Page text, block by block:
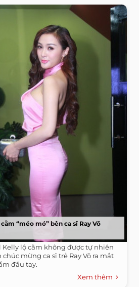
“méo mó” bên ca sĩ Ray Võ
Kelly lộ cằm không được tự nhiên
chúc mừng ca sĩ trẻ Ray Võ ra mắt
đầu tay.
Xem thêm